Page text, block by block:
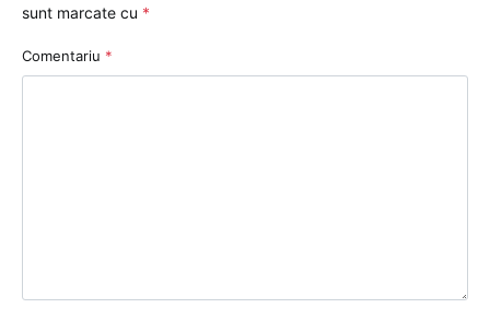
sunt marcate cu *
Comentariu *